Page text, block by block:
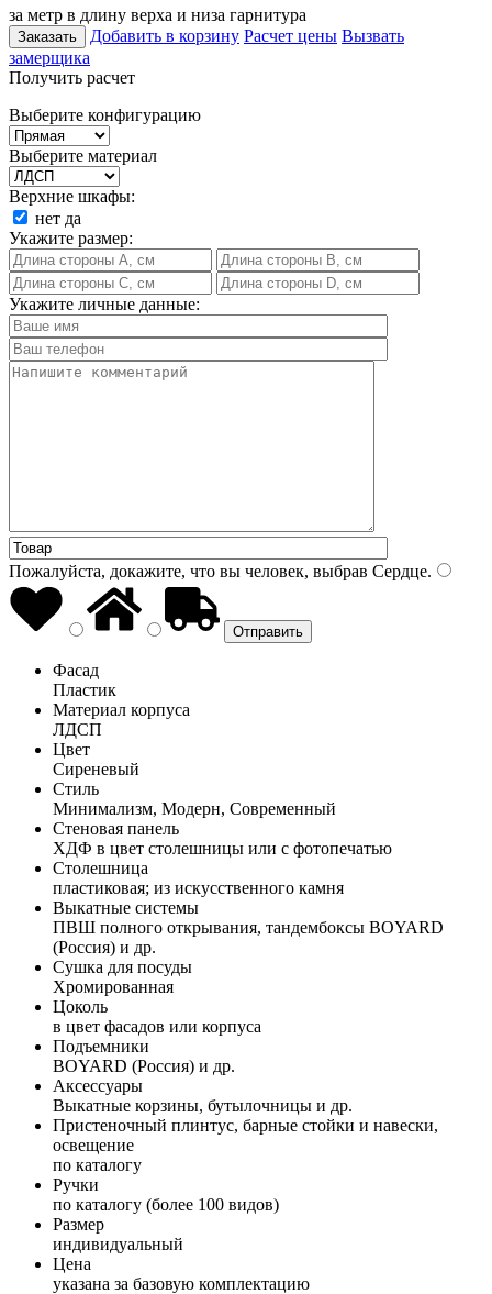
за метр в длину верха и низа гарнитура
Заказать Добавить в корзину Расчет цены Вызвать
замерщика
Получить расчет
Выберите конфигурацию
Выберите материал
Верхние шкафы:
нет да
Укажите размер:
Укажите личные данные:
Пожалуйста, докажите, что вы человек, выбрав Сердце.
Фасад
Пластик
Материал корпуса
ЛДСП
Цвет
Сиреневый
Стиль
Минимализм, Модерн, Современный
Стеновая панель
ХДФ в цвет столешницы или с фотопечатью
Столешница
пластиковая; из искусственного камня
Выкатные системы
ПВШ полного открывания, тандембоксы BOYARD
(Россия) и др.
Сушка для посуды
Хромированная
Цоколь
в цвет фасадов или корпуса
Подъемники
BOYARD (Россия) и др.
Аксессуары
Выкатные корзины, бутылочницы и др.
Пристеночный плинтус, барные стойки и навески,
освещение
по каталогу
Ручки
по каталогу (более 100 видов)
Размер
индивидуальный
Цена
указана за базовую комплектацию